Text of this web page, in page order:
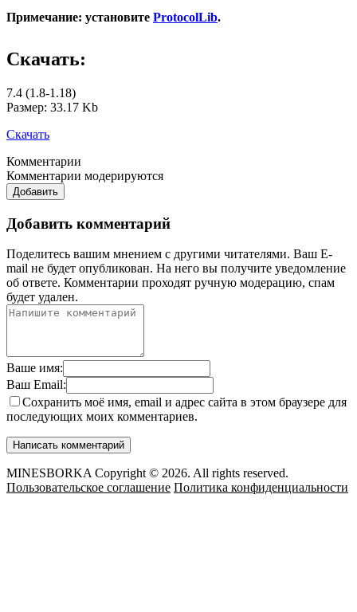
Примечание: установите ProtocolLib.
Скачать:
7.4 (1.8-1.18)
Размер: 33.17 Kb
Скачать
Комментарии
Комментарии модерируются
Добавить
Добавить комментарий
Поделитесь вашим мнением с другими читателями. Ваш E-
mail не будет опубликован. На него вы получите уведомление
об ответе. Комментарии проходят ручную модерацию, спам
будет удален.
Ваше имя:
Ваш Email:
Сохранить моё имя, email и адрес сайта в этом браузере для
последующих моих комментариев.
MINESBORKA Copyright © 2026. All rights reserved.
Пользовательское соглашение Политика конфиденциальности